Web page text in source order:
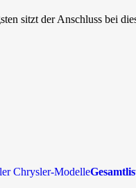
sitzt der Anschluss bei
Chrysler-Modelle